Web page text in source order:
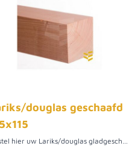
douglas geschaafd
Bestel hier uw Lariks/douglas gladgeschaafde 115x115 mm palen. Het hout is onbehandeld en heeft een robuuste uitstraling. Lariks/douglas hout heeft een natuurlijke look en feel en is bij ons in meerdere lengtes verkrijgbaar. Hoewel het Lariks/douglas hout onbehandeld is, is het toch geschikt als tuinhout. Het is kwetsbaar voor vocht, dus monteren los van grondcontact is aanbevolen. Het hout is relatief goedkoop in vergelijking met bijvoorbeeld eikenhout. Het is daarnaast eenvoudig bewerkbaar hout en heeft een mooie, warme kleur welke binnen een jaar zal vergrijzen naar verschillende tinten grijs. Dit is te voorkomen door het hout te behandelen met een olie of lazuur.